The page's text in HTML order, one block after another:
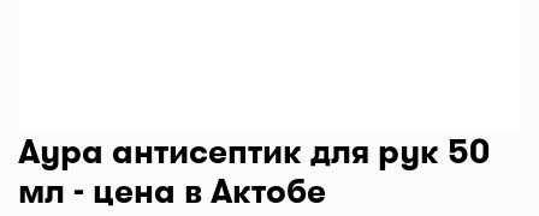
Аура антисептик для рук 50
мл - цена в Актобе